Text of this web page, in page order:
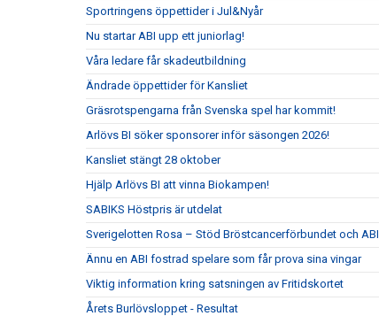
Sportringens öppettider i Jul&Nyår
Nu startar ABI upp ett juniorlag!
Våra ledare får skadeutbildning
Ändrade öppettider för Kansliet
Gräsrotspengarna från Svenska spel har kommit!
Arlövs BI söker sponsorer inför säsongen 2026!
Kansliet stängt 28 oktober
Hjälp Arlövs BI att vinna Biokampen!
SABIKS Höstpris är utdelat
Sverigelotten Rosa – Stöd Bröstcancerförbundet och ABI
Ännu en ABI fostrad spelare som får prova sina vingar
Viktig information kring satsningen av Fritidskortet
Årets Burlövsloppet - Resultat